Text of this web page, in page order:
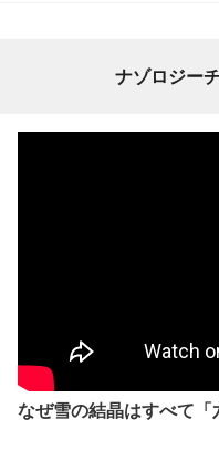
ナゾロジー
なぜ雪の結晶はすべて